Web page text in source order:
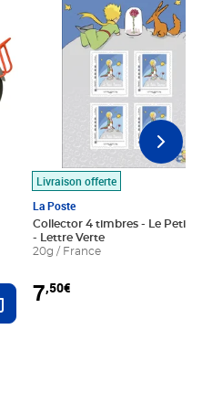
Ajouter au panier
Livraison offerte
La Poste
Collector 4 timbres - Le Petit
- Lettre Verte
20g / France
7,50€